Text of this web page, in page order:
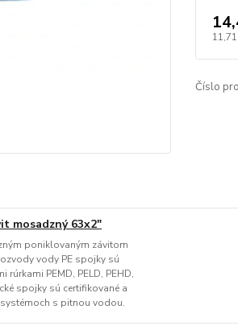
Číslo
mosadzný 63x2"
poniklovaným závitom
vody PE spojky sú
PEMD, PELD, PEHD,
spojky sú certifikované a
s pitnou vodou.